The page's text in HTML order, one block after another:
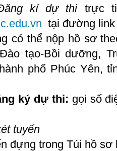
kí dự thitrực
tại đường
nộp hồ sơ theo
tạo-Bồi dưỡng,
phố Phúc Yên,
ký dự thi: gọi số
tuyển
trong Túi hồ sơ